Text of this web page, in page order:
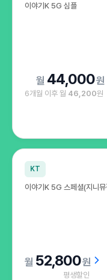
이야기K 5G 심플
44,000원
6개월 이후 월 46,200원
KT
이야기K 5G 스페셜(지니뮤
52,800원
평생할인